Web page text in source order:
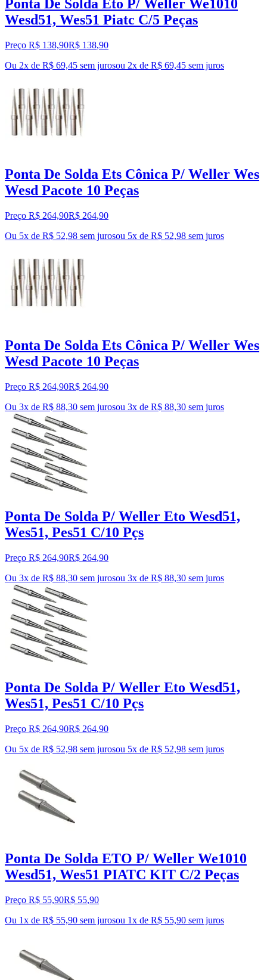
Ponta De Solda Eto P/ Weller We1010
Wesd51, Wes51 Piatc C/5 Peças
Preço R$ 138,90R$ 138,90
Ou 2x de R$ 69,45 sem jurosou 2x de R$ 69,45 sem juros
Ponta De Solda Ets Cônica P/ Weller Wes
Wesd Pacote 10 Peças
Preço R$ 264,90R$ 264,90
Ou 5x de R$ 52,98 sem jurosou 5x de R$ 52,98 sem juros
Ponta De Solda Ets Cônica P/ Weller Wes
Wesd Pacote 10 Peças
Preço R$ 264,90R$ 264,90
Ou 3x de R$ 88,30 sem jurosou 3x de R$ 88,30 sem juros
Ponta De Solda P/ Weller Eto Wesd51,
Wes51, Pes51 C/10 Pçs
Preço R$ 264,90R$ 264,90
Ou 3x de R$ 88,30 sem jurosou 3x de R$ 88,30 sem juros
Ponta De Solda P/ Weller Eto Wesd51,
Wes51, Pes51 C/10 Pçs
Preço R$ 264,90R$ 264,90
Ou 5x de R$ 52,98 sem jurosou 5x de R$ 52,98 sem juros
Ponta De Solda ETO P/ Weller We1010
Wesd51, Wes51 PIATC KIT C/2 Peças
Preço R$ 55,90R$ 55,90
Ou 1x de R$ 55,90 sem jurosou 1x de R$ 55,90 sem juros